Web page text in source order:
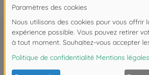
Souvent achetés